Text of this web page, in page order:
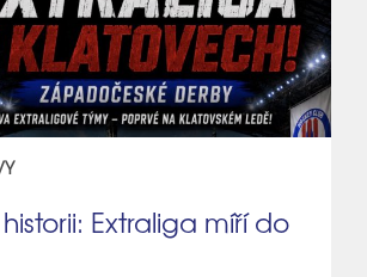
Extraliga míří do